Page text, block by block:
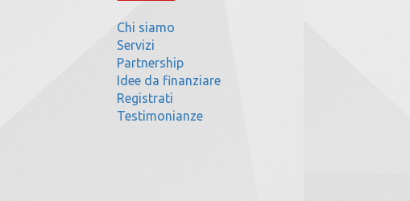
Chi siamo
Servizi
Partnership
Idee da finanziare
Registrati
Testimonianze